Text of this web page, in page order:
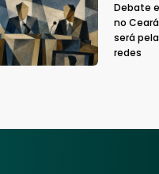
Debate
no
será
redes